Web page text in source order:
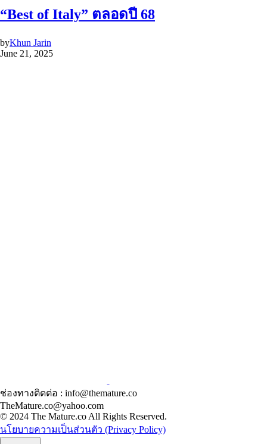
“Best of Italy” ตลอดปี 68
byKhun Jarin
June 21, 2025
ช่องทางติดต่อ : info@themature.co
TheMature.co@yahoo.com
© 2024 The Mature.co All Rights Reserved.
นโยบายความเป็นส่วนตัว (Privacy Policy)